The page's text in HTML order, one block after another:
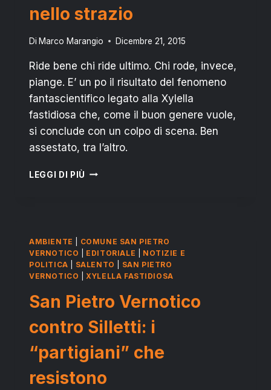
nello strazio
Di Marco Marangio Dicembre 21, 2015
Ride bene chi ride ultimo. Chi rode, invece,
piange. E’ un po il risultato del fenomeno
fantascientifico legato alla Xylella
fastidiosa che, come il buon genere vuole,
si conclude con un colpo di scena. Ben
assestato, tra l’altro.
LEGGI DI PIÙ XYLELLA
AMBIENTE
COMUNE SAN PIETRO
VERNOTICO
EDITORIALE
NOTIZIE E
POLITICA
SALENTO
SAN PIETRO
VERNOTICO
XYLELLA FASTIDIOSA
San Pietro Vernotico
contro Silletti: i
“partigiani” che
resistono